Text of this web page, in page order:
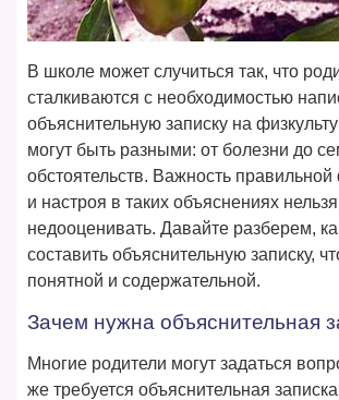
В школе может случиться так, что
сталкиваются с необходимостью
объяснительную записку на
могут быть разными: от болезни до
обстоятельств. Важность
и настроя в таких объяснениях нельзя
недооценивать. Давайте разберем,
составить объяснительную записку,
понятной и содержательной.
Зачем нужна объяснительная
Многие родители могут задаться
же требуется объяснительная